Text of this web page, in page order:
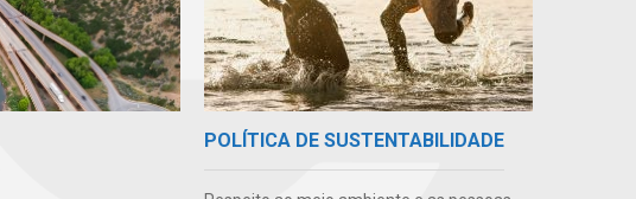
POLÍTICA DE SUSTENTABILIDADE